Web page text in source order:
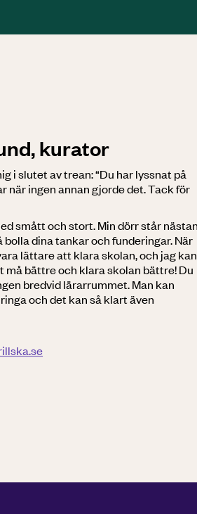
kurator
i slutet av trean: “Du har lyssnat på
när ingen annan gjorde det. Tack för
smått och stort. Min dörr står nästan
bolla dina tankar och funderingar. När
lättare att klara skolan, och jag kan
må bättre och klara skolan bättre! Du
bredvid lärarrummet. Man kan
och det kan så klart även